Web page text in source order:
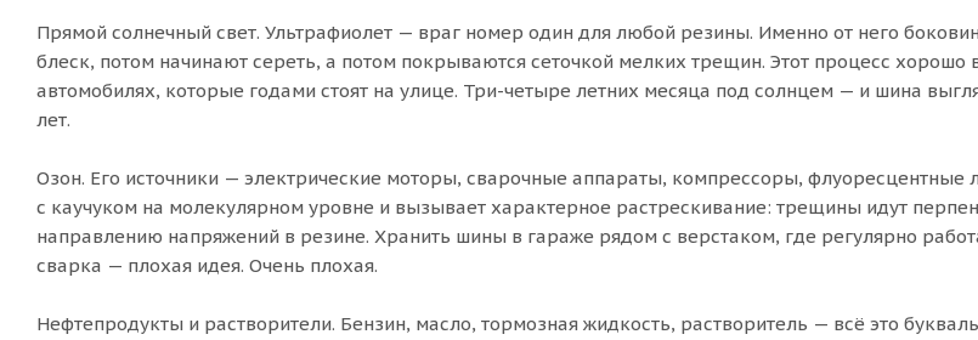
Прямой солнечный свет. Ультрафиолет — враг номер один для любой резины. Именно от него
блеск, потом начинают сереть, а потом покрываются сеточкой мелких трещин. Этот процесс хорошо
автомобилях, которые годами стоят на улице. Три-четыре летних месяца под солнцем — и шина
лет.
Озон. Его источники — электрические моторы, сварочные аппараты, компрессоры, флуоресцентные
с каучуком на молекулярном уровне и вызывает характерное растрескивание: трещины идут
направлению напряжений в резине. Хранить шины в гараже рядом с верстаком, где регулярно
сварка — плохая идея. Очень плохая.
Нефтепродукты и растворители. Бензин, масло, тормозная жидкость, растворитель — всё это